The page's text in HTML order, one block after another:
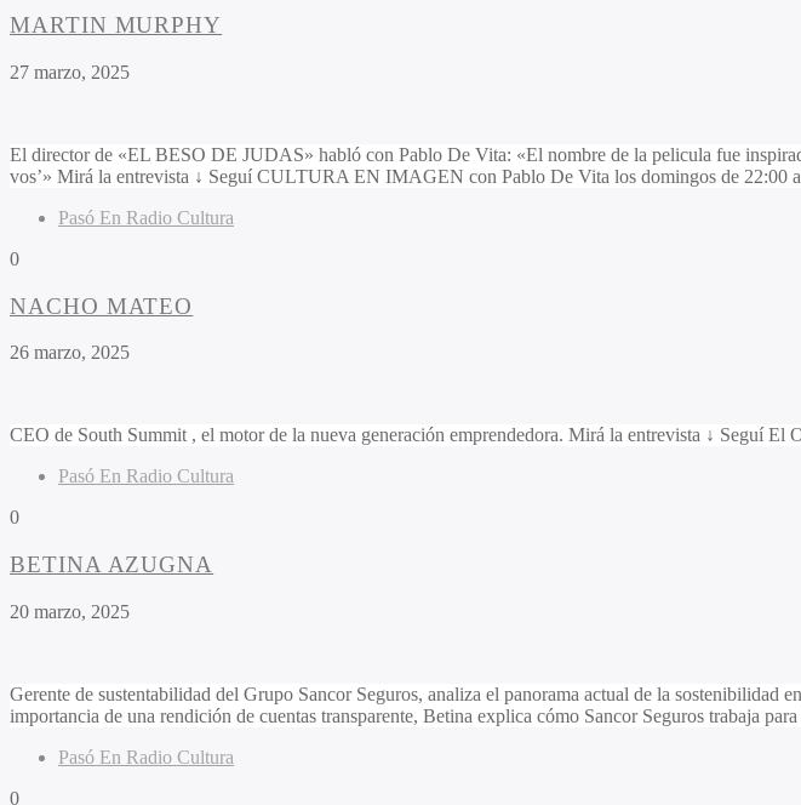
MARTIN MURPHY
27 marzo, 2025
El director de «EL BESO DE JUDAS» habló con Pablo De Vita: «El nombre de la pelicula fue
vos’» Mirá la entrevista ↓ Seguí CULTURA EN IMAGEN con Pablo De Vita los domingos de 22:00
Pasó En Radio Cultura
0
NACHO MATEO
26 marzo, 2025
CEO de South Summit , el motor de la nueva generación emprendedora. Mirá la entrevista ↓ Seguí
Pasó En Radio Cultura
0
BETINA AZUGNA
20 marzo, 2025
Gerente de sustentabilidad del Grupo Sancor Seguros, analiza el panorama actual de la sostenibilidad
importancia de una rendición de cuentas transparente, Betina explica cómo Sancor Seguros trabaja
Pasó En Radio Cultura
0